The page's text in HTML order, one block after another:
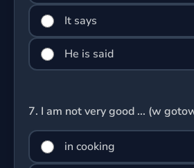
It says
He is said
7. I am not very good ... (w
in cooking